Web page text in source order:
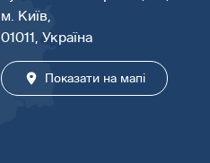
м. Київ,
01011, Україна
Показати на мапі